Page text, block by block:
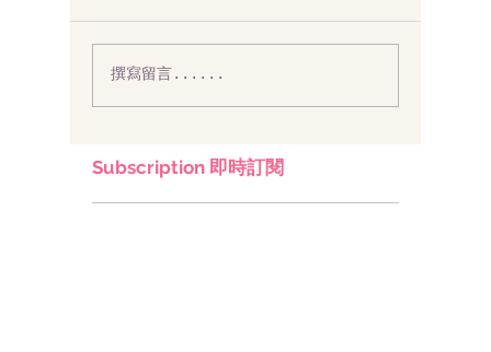
撰寫留言......
Subscription 即時訂閱